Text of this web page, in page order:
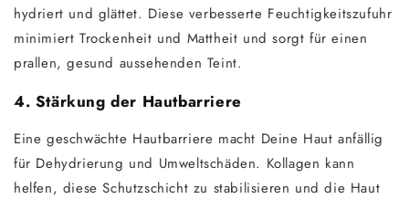
hydriert und glättet. Diese verbesserte Feuchtigkeitszufuhr
minimiert Trockenheit und Mattheit und sorgt für einen
prallen, gesund aussehenden Teint.
4. Stärkung der Hautbarriere
Eine geschwächte Hautbarriere macht Deine Haut anfällig
für Dehydrierung und Umweltschäden. Kollagen kann
helfen, diese Schutzschicht zu stabilisieren und die Haut